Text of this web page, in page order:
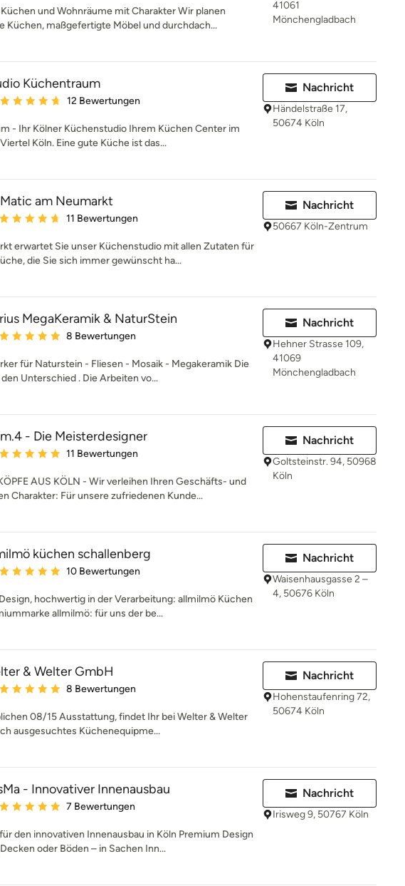
und Wohnräume mit Charakter Wir planen
Küchen, maßgefertigte Möbel und durchdach...
41061
Mönchengladbach
Küchentraum
Bewertung: 4.8 von 5 Sternen
12 Bewertungen
- Ihr Kölner Küchenstudio Ihrem Küchen Center im
Köln. Eine gute Küche ist das...
Nachricht
Händelstraße 17,
50674 Köln
am Neumarkt
Bewertung: 4.7 von 5 Sternen
11 Bewertungen
erwartet Sie unser Küchenstudio mit allen Zutaten für
die Sie sich immer gewünscht ha...
Nachricht
50667 Köln-Zentrum
MegaKeramik & NaturStein
Bewertung: 5 von 5 Sternen
8 Bewertungen
für Naturstein - Fliesen - Mosaik - Megakeramik Die
Unterschied . Die Arbeiten vo...
Nachricht
Hehner Strasse 109,
41069
Mönchengladbach
- Die Meisterdesigner
Bewertung: 5 von 5 Sternen
11 Bewertungen
AUS KÖLN - Wir verleihen Ihren Geschäfts- und
Charakter: Für unsere zufriedenen Kunde...
Nachricht
Goltsteinstr. 94, 50968
Köln
küchen schallenberg
Bewertung: 5 von 5 Sternen
10 Bewertungen
hochwertig in der Verarbeitung: allmilmö Küchen
allmilmö: für uns der be...
Nachricht
Waisenhausgasse 2 –
4, 50676 Köln
& Welter GmbH
Bewertung: 4.9 von 5 Sternen
8 Bewertungen
08/15 Ausstattung, findet Ihr bei Welter & Welter
ausgesuchtes Küchenequipme...
Nachricht
Hohenstaufenring 72,
50674 Köln
- Innovativer Innenausbau
Bewertung: 5 von 5 Sternen
7 Bewertungen
den innovativen Innenausbau in Köln Premium Design
oder Böden – in Sachen Inn...
Nachricht
Irisweg 9, 50767 Köln